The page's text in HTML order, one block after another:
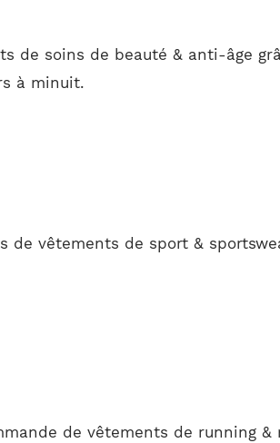
de soins de beauté & anti-âge
à minuit.
de vêtements de sport &
de vêtements de running